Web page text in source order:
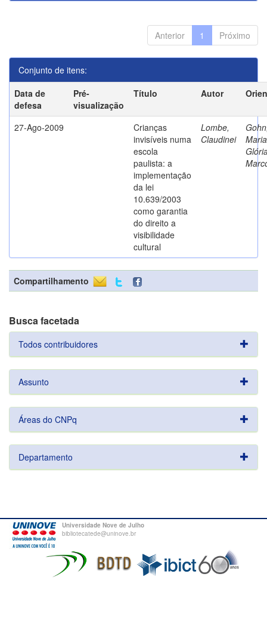
Anterior 1 Próximo
Conjunto de itens:
Data de
defesa
Pré-
visualização
Título Autor
27-Ago-2009
Crianças
invisíveis numa
escola
paulista: a
implementação
da lei
10.639/2003
como garantia
do direito a
visibilidade
cultural
Lombe,
Claudinei
Compartilhamento
Busca facetada
Todos contribuidores
Assunto
Áreas do CNPq
Departamento
Universidade Nove de Julho
bibliotecatede@uninove.br